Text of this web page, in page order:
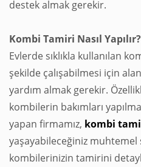
destek almak gerekir.
Kombi Tamiri Nasıl Yapılır?
Evlerde sıklıkla kullanılan
şekilde çalışabilmesi için
yardım almak gerekir.
kombilerin bakımları
yapan firmamız, kombi
yaşayabileceğiniz
kombilerinizin tamirini